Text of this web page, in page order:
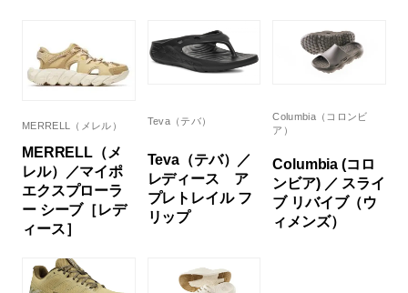
MERRELL（メレル）
MERRELL（メ
レル）／マイポ
エクスプローラ
ー シーブ［レデ
ィース］
Teva（テバ）
Teva（テバ）／
レディース ア
プレトレイル フ
リップ
Columbia（コロンビ
ア）
Columbia (コロ
ンビア) ／ スライ
ブ リバイブ（ウ
ィメンズ）